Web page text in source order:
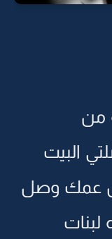
من
البيت
عمك وصل
لبنات